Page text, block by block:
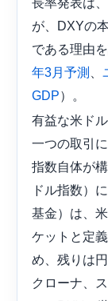
が、DXYの
である理由
年3月予測
GDP）。
有益な米ド
一つの取引
指数自体が
ドル指数）
基金）は、
ケットと定
め、残りは
クローナ、